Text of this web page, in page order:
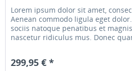
Lorem ipsum dolor sit amet,
Aenean commodo ligula eget
sociis natoque penatibus et
nascetur ridiculus mus. Donec
299,95 € *